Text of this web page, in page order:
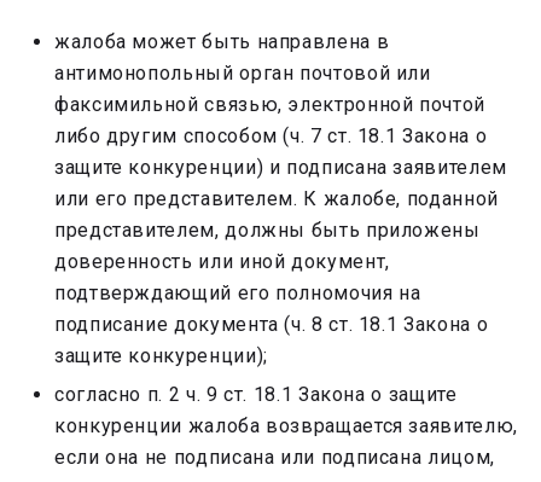
жалоба может быть направлена в
антимонопольный орган почтовой или
факсимильной связью, электронной почтой
либо другим способом (ч. 7 ст. 18.1 Закона о
защите конкуренции) и подписана заявителем
или его представителем. К жалобе, поданной
представителем, должны быть приложены
доверенность или иной документ,
подтверждающий его полномочия на
подписание документа (ч. 8 ст. 18.1 Закона о
защите конкуренции);
согласно п. 2 ч. 9 ст. 18.1 Закона о защите
конкуренции жалоба возвращается заявителю,
если она не подписана или подписана лицом,